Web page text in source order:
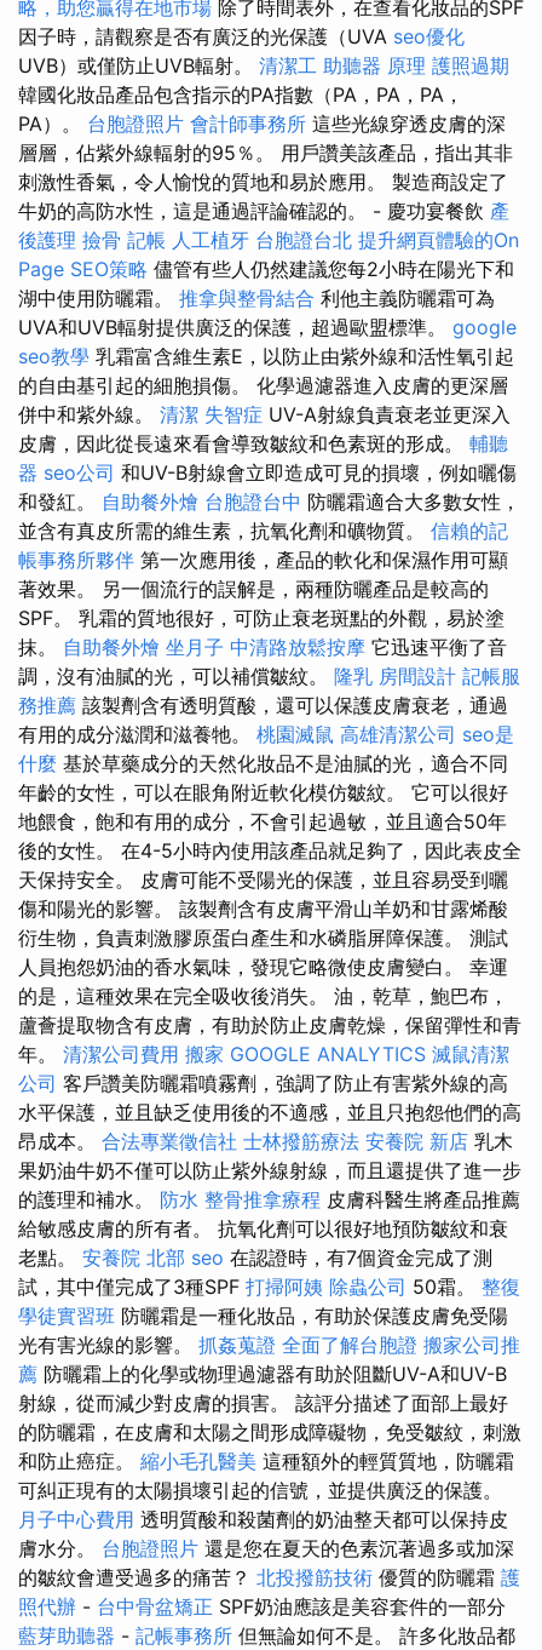
略，助您贏得在地市場 除了時間表外，在查看化妝品的SPF
因子時，請觀察是否有廣泛的光保護（UVA seo優化
UVB）或僅防止UVB輻射。 清潔工 助聽器 原理 護照過期
韓國化妝品產品包含指示的PA指數（PA，PA，PA，
PA）。 台胞證照片 會計師事務所 這些光線穿透皮膚的深
層層，佔紫外線輻射的95％。 用戶讚美該產品，指出其非
刺激性香氣，令人愉悅的質地和易於應用。 製造商設定了
牛奶的高防水性，這是通過評論確認的。 - 慶功宴餐飲 產
後護理 撿骨 記帳 人工植牙 台胞證台北 提升網頁體驗的On
Page SEO策略 儘管有些人仍然建議您每2小時在陽光下和
湖中使用防曬霜。 推拿與整骨結合 利他主義防曬霜可為
UVA和UVB輻射提供廣泛的保護，超過歐盟標準。 google
seo教學 乳霜富含維生素E，以防止由紫外線和活性氧引起
的自由基引起的細胞損傷。 化學過濾器進入皮膚的更深層
併中和紫外線。 清潔 失智症 UV-A射線負責衰老並更深入
皮膚，因此從長遠來看會導致皺紋和色素斑的形成。 輔聽
器 seo公司 和UV-B射線會立即造成可見的損壞，例如曬傷
和發紅。 自助餐外燴 台胞證台中 防曬霜適合大多數女性，
並含有真皮所需的維生素，抗氧化劑和礦物質。 信賴的記
帳事務所夥伴 第一次應用後，產品的軟化和保濕作用可顯
著效果。 另一個流行的誤解是，兩種防曬產品是較高的
SPF。 乳霜的質地很好，可防止衰老斑點的外觀，易於塗
抹。 自助餐外燴 坐月子 中清路放鬆按摩 它迅速平衡了音
調，沒有油膩的光，可以補償皺紋。 隆乳 房間設計 記帳服
務推薦 該製劑含有透明質酸，還可以保護皮膚衰老，通過
有用的成分滋潤和滋養牠。 桃園滅鼠 高雄清潔公司 seo是
什麼 基於草藥成分的天然化妝品不是油膩的光，適合不同
年齡的女性，可以在眼角附近軟化模仿皺紋。 它可以很好
地餵食，飽和有用的成分，不會引起過敏，並且適合50年
後的女性。 在4-5小時內使用該產品就足夠了，因此表皮全
天保持安全。 皮膚可能不受陽光的保護，並且容易受到曬
傷和陽光的影響。 該製劑含有皮膚平滑山羊奶和甘露烯酸
衍生物，負責刺激膠原蛋白產生和水磷脂屏障保護。 測試
人員抱怨奶油的香水氣味，發現它略微使皮膚變白。 幸運
的是，這種效果在完全吸收後消失。 油，乾草，鮑巴布，
蘆薈提取物含有皮膚，有助於防止皮膚乾燥，保留彈性和青
年。 清潔公司費用 搬家 GOOGLE ANALYTICS 滅鼠清潔
公司 客戶讚美防曬霜噴霧劑，強調了防止有害紫外線的高
水平保護，並且缺乏使用後的不適感，並且只抱怨他們的高
昂成本。 合法專業徵信社 士林撥筋療法 安養院 新店 乳木
果奶油牛奶不僅可以防止紫外線射線，而且還提供了進一步
的護理和補水。 防水 整骨推拿療程 皮膚科醫生將產品推薦
給敏感皮膚的所有者。 抗氧化劑可以很好地預防皺紋和衰
老點。 安養院 北部 seo 在認證時，有7個資金完成了測
試，其中僅完成了3種SPF 打掃阿姨 除蟲公司 50霜。 整復
學徒實習班 防曬霜是一種化妝品，有助於保護皮膚免受陽
光有害光線的影響。 抓姦蒐證 全面了解台胞證 搬家公司推
薦 防曬霜上的化學或物理過濾器有助於阻斷​​UV-A和UV-B
射線，從而減少對皮膚的損害。 該評分描述了面部上最好
的防曬霜，在皮膚和太陽之間形成障礙物，免受皺紋，刺激
和防止癌症。 縮小毛孔醫美 這種額外的輕質質地，防曬霜
可糾正現有的太陽損壞引起的信號，並提供廣泛的保護。
月子中心費用 透明質酸和殺菌劑的奶油整天都可以保持皮
膚水分。 台胞證照片 還是您在夏天的色素沉著過多或加深
的皺紋會遭受過多的痛苦？ 北投撥筋技術 優質的防曬霜 護
照代辦 - 台中骨盆矯正 SPF奶油應該是美容套件的一部分
藍芽助聽器 - 記帳事務所 但無論如何不是。 許多化妝品都